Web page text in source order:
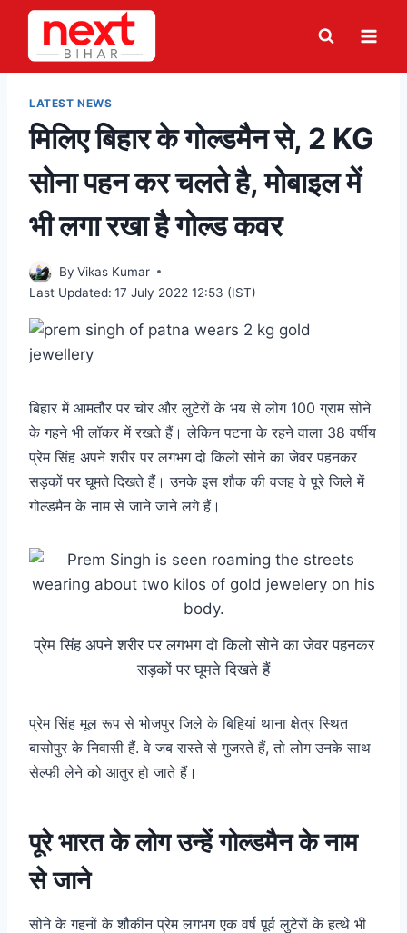
Skip
content
LATEST NEWS
मिलिए बिहार के गोल्डमैन से, 2 KG
सोना पहन कर चलते है, मोबाइल में
भी लगा रखा है गोल्ड कवर
By Vikas Kumar
Last Updated: 17 July 2022 12:53 (IST)
बिहार में आमतौर पर चोर और लुटेरों के भय से लोग 100 ग्राम सोने
के गहने भी लॉकर में रखते हैं। लेकिन पटना के रहने वाला 38 वर्षीय
प्रेम सिंह अपने शरीर पर लगभग दो किलो सोने का जेवर पहनकर
सड़कों पर घूमते दिखते हैं। उनके इस शौक की वजह वे पूरे जिले में
गोल्डमैन के नाम से जाने जाने लगे हैं।
प्रेम सिंह अपने शरीर पर लगभग दो किलो सोने का जेवर पहनकर
सड़कों पर घूमते दिखते हैं
प्रेम सिंह मूल रूप से भोजपुर जिले के बिहियां थाना क्षेत्र स्थित
बासोपुर के निवासी हैं. वे जब रास्ते से गुजरते हैं, तो लोग उनके साथ
सेल्फी लेने को आतुर हो जाते हैं।
पूरे भारत के लोग उन्हें गोल्डमैन के नाम
से जाने
सोने के गहनों के शौकीन प्रेम लगभग एक वर्ष पूर्व लुटेरों के हत्थे भी